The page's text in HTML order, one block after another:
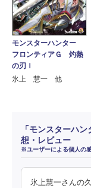
モンスターハンター
フロンティアＧ 灼熱
の刃Ｉ
氷上 慧一 他
「モンスターハ
想・レビュー
※ユーザーによる個人の
氷上慧一さんの